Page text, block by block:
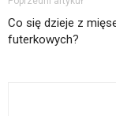
Co się dzieje z
futerkowych?